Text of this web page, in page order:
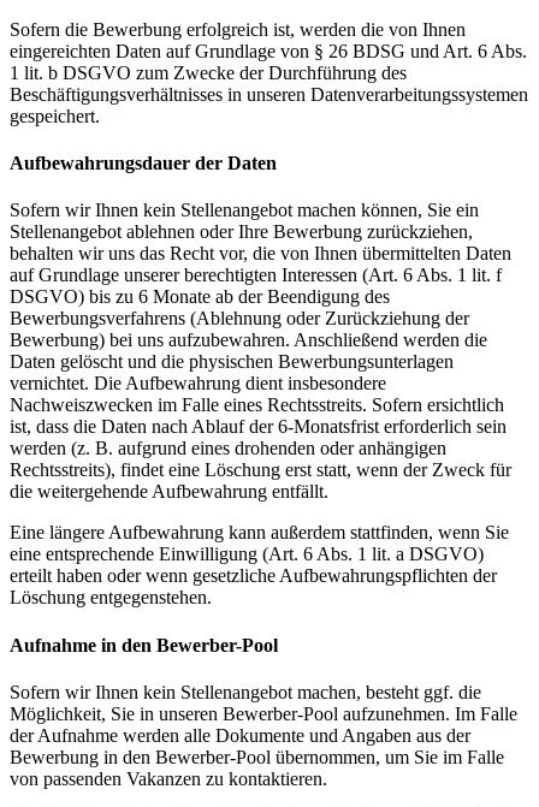
Sofern die Bewerbung erfolgreich ist, werden die von Ihnen
eingereichten Daten auf Grundlage von § 26 BDSG und Art. 6 Abs.
1 lit. b DSGVO zum Zwecke der Durchführung des
Beschäftigungsverhältnisses in unseren Datenverarbeitungssystemen
gespeichert.
Aufbewahrungsdauer der Daten
Sofern wir Ihnen kein Stellenangebot machen können, Sie ein
Stellenangebot ablehnen oder Ihre Bewerbung zurückziehen,
behalten wir uns das Recht vor, die von Ihnen übermittelten Daten
auf Grundlage unserer berechtigten Interessen (Art. 6 Abs. 1 lit. f
DSGVO) bis zu 6 Monate ab der Beendigung des
Bewerbungsverfahrens (Ablehnung oder Zurückziehung der
Bewerbung) bei uns aufzubewahren. Anschließend werden die
Daten gelöscht und die physischen Bewerbungsunterlagen
vernichtet. Die Aufbewahrung dient insbesondere
Nachweiszwecken im Falle eines Rechtsstreits. Sofern ersichtlich
ist, dass die Daten nach Ablauf der 6-Monatsfrist erforderlich sein
werden (z. B. aufgrund eines drohenden oder anhängigen
Rechtsstreits), findet eine Löschung erst statt, wenn der Zweck für
die weitergehende Aufbewahrung entfällt.
Eine längere Aufbewahrung kann außerdem stattfinden, wenn Sie
eine entsprechende Einwilligung (Art. 6 Abs. 1 lit. a DSGVO)
erteilt haben oder wenn gesetzliche Aufbewahrungspflichten der
Löschung entgegenstehen.
Aufnahme in den Bewerber-Pool
Sofern wir Ihnen kein Stellenangebot machen, besteht ggf. die
Möglichkeit, Sie in unseren Bewerber-Pool aufzunehmen. Im Falle
der Aufnahme werden alle Dokumente und Angaben aus der
Bewerbung in den Bewerber-Pool übernommen, um Sie im Falle
von passenden Vakanzen zu kontaktieren.